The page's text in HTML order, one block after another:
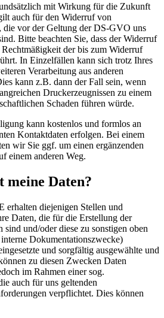
mit Wirkung für die Zukunft
auch für den Widerruf von
vor der Geltung der DS-GVO uns
Bitte beachten Sie, dass der Widerruf
der bis zum Widerruf
In Einzelfällen kann sich trotz Ihres
Verarbeitung aus anderen
kann z.B. dann der Fall sein, wenn
Druckerzeugnissen zu einem
Schaden führen würde.
kann kostenlos und formlos an
Kontaktdaten erfolgen. Bei einem
wir Sie ggf. um einen ergänzenden
einem anderen Weg.
meine Daten?
erhalten diejenigen Stellen und
Daten, die für die Erstellung der
und/oder diese zu sonstigen oben
Dokumentationszwecke)
und sorgfältig ausgewählte und
zu diesen Zwecken Daten
im Rahmen einer sog.
auch für uns geltenden
verpflichtet. Dies können